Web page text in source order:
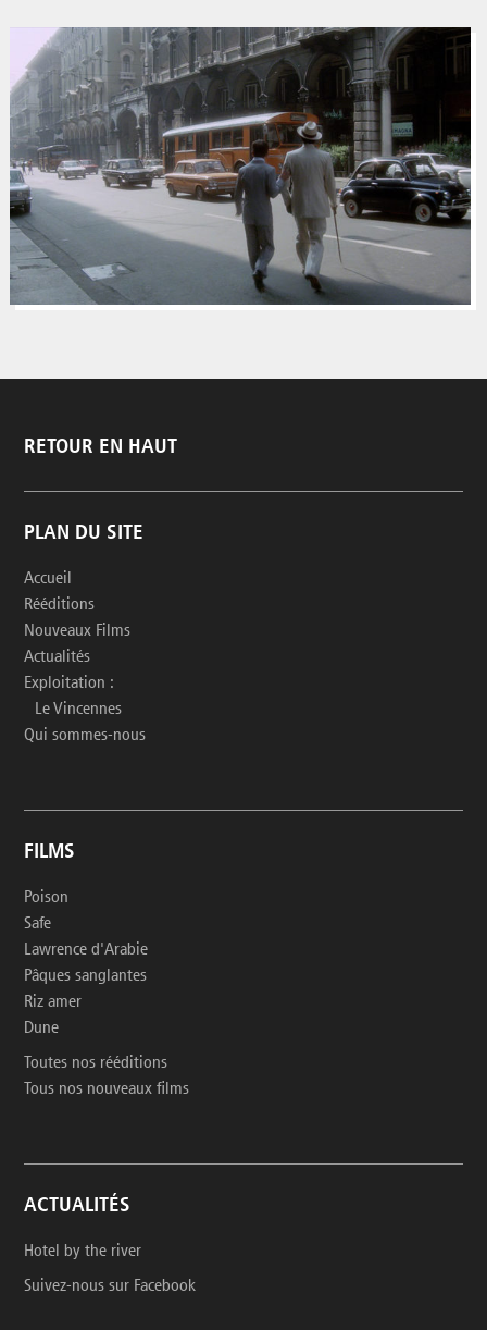
RETOUR EN HAUT
PLAN DU SITE
Accueil
Rééditions
Nouveaux Films
Actualités
Exploitation :
Le Vincennes
Qui sommes-nous
FILMS
Poison
Safe
Lawrence d'Arabie
Pâques sanglantes
Riz amer
Dune
Toutes nos rééditions
Tous nos nouveaux films
ACTUALITÉS
Hotel by the river
Suivez-nous sur Facebook